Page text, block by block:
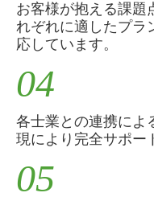
出版・メディア実績
お問合せ
お客様が抱える課題
れぞれに適したプラ
応しています。
04
各士業との連携によ
現により完全サポー
05